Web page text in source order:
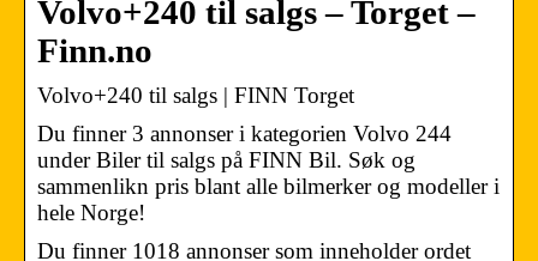
Volvo+240 til salgs – Torget –
Finn.no
Volvo+240 til salgs | FINN Torget
Du finner 3 annonser i kategorien Volvo 244
under Biler til salgs på FINN Bil. Søk og
sammenlikn pris blant alle bilmerker og modeller i
hele Norge!
Du finner 1018 annonser som inneholder ordet